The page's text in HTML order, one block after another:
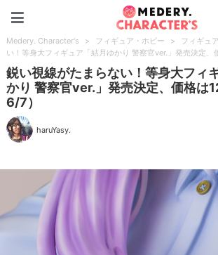
Medery. Character's > フィギュア・ホビー > フィギュア
い！等身大フィギュア「結月ゆかり 警察官ver.」発売決定、
鋭い視線がたまらない！等身大フィ
かり 警察官ver.」発売決定、価格は
6/7）
haruYasy.